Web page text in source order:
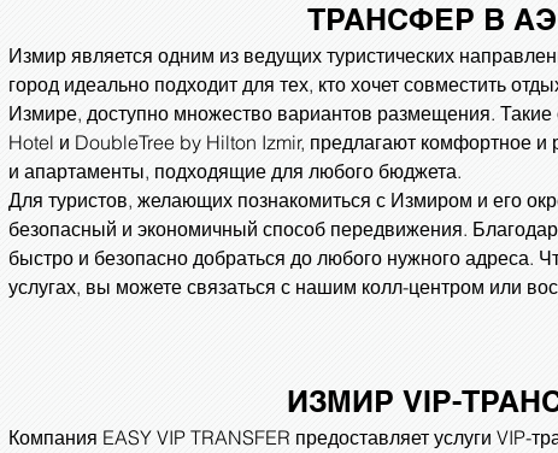
ТРАНСФЕР В
Измир является одним из ведущих туристических
город идеально подходит для тех, кто хочет совместить
Измире, доступно множество вариантов размещения.
Hotel и DoubleTree by Hilton Izmir, предлагают комфортное и
и апартаменты, подходящие для любого бюджета.
Для туристов, желающих познакомиться с Измиром и его
безопасный и экономичный способ передвижения.
быстро и безопасно добраться до любого нужного
услугах, вы можете связаться с нашим колл-центром или
ИЗМИР VIP-
Компания EASY VIP TRANSFER предоставляет услуги